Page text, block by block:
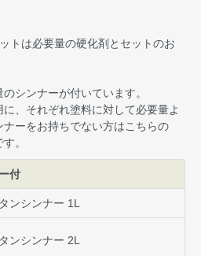
トは必要量の硬化剤とセットのお
シンナーが付いています。
、それぞれ塗料に対して必要量よ
ーをお持ちでない方はこちらの
。
付
ンシンナー 1L
ンシンナー 2L